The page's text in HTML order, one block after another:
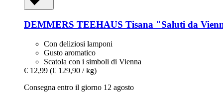
DEMMERS TEEHAUS Tisana "Saluti da
Con deliziosi lamponi
Gusto aromatico
Scatola con i simboli di Vienna
€ 12,99 (€ 129,90 / kg)
Consegna entro il giorno 12 agosto